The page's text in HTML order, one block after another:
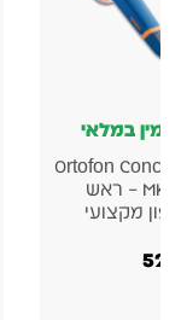
זמין במלאי
Ortofon
MKII DJ – ראש
מקצועי